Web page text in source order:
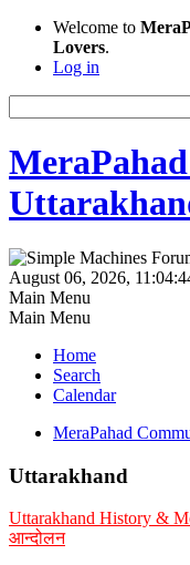
Welcome to
Lovers.
Log in
August 06, 2026,
Main Menu
Main Menu
Home
Search
Calendar
MeraPahad
Uttarakhand
Uttarakhand History &
आन्दोलन